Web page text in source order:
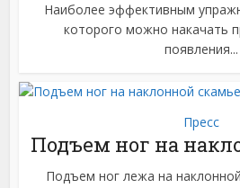
Наиболее эффективным
которого можно накачать
появления...
Пресс
Подъем ног на
Подъем ног лежа на